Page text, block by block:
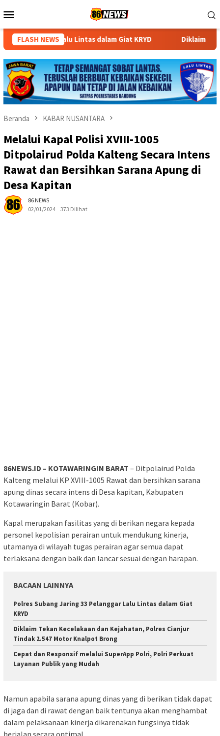
ke
Mobile
FLASH NEWS
Lalu Lintas dalam Giat KRYD Diklaim Tekan
Beranda KABAR NUSANTARA
Melalui Kapal Polisi XVIII-1005
Ditpolairud Polda Kalteng Secara Intens
Rawat dan Bersihkan Sarana Apung di
Desa Kapitan
86 NEWS
02/01/2024
373 Dilihat
86NEWS.ID – KOTAWARINGIN BARAT – Ditpolairud Polda
Kalteng melalui KP XVIII-1005 Rawat dan bersihkan sarana
apung dinas secara intens di Desa kapitan, Kabupaten
Kotawaringin Barat (Kobar).
Kapal merupakan fasilitas yang di berikan negara kepada
personel kepolisian perairan untuk mendukung kinerja,
utamanya di wilayah tugas perairan agar semua dapat
terlaksana dengan baik dan lancar sesuai dengan harapan.
BACAAN LAINNYA
Polres Subang Jaring 33 Pelanggar Lalu Lintas dalam Giat
KRYD
Diklaim Tekan Kecelakaan dan Kejahatan, Polres Cianjur
Tindak 2.547 Motor Knalpot Brong
Cepat dan Responsif melalui SuperApp Polri, Polri Perkuat
Layanan Publik yang Mudah
Namun apabila sarana apung dinas yang di berikan tidak dapat
di jaga dan di rawat dengan baik tentunya akan menghambat
dalam pelaksanaan kinerja dikarenakan fungsinya tidak